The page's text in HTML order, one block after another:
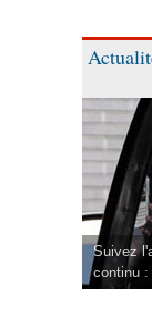
Suivez
continu